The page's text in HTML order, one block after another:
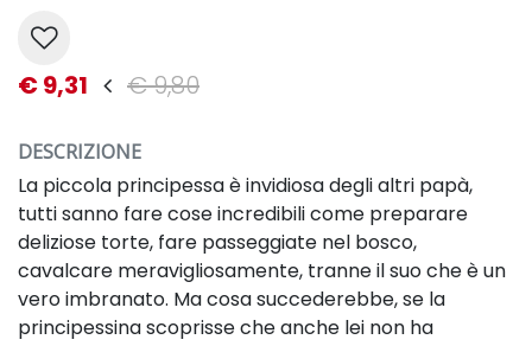
€ 9,31 € 9,80
DESCRIZIONE
La piccola principessa è invidiosa degli altri papà,
tutti sanno fare cose incredibili come preparare
deliziose torte, fare passeggiate nel bosco,
cavalcare meravigliosamente, tranne il suo che è un
vero imbranato. Ma cosa succederebbe, se la
principessina scoprisse che anche lei non ha